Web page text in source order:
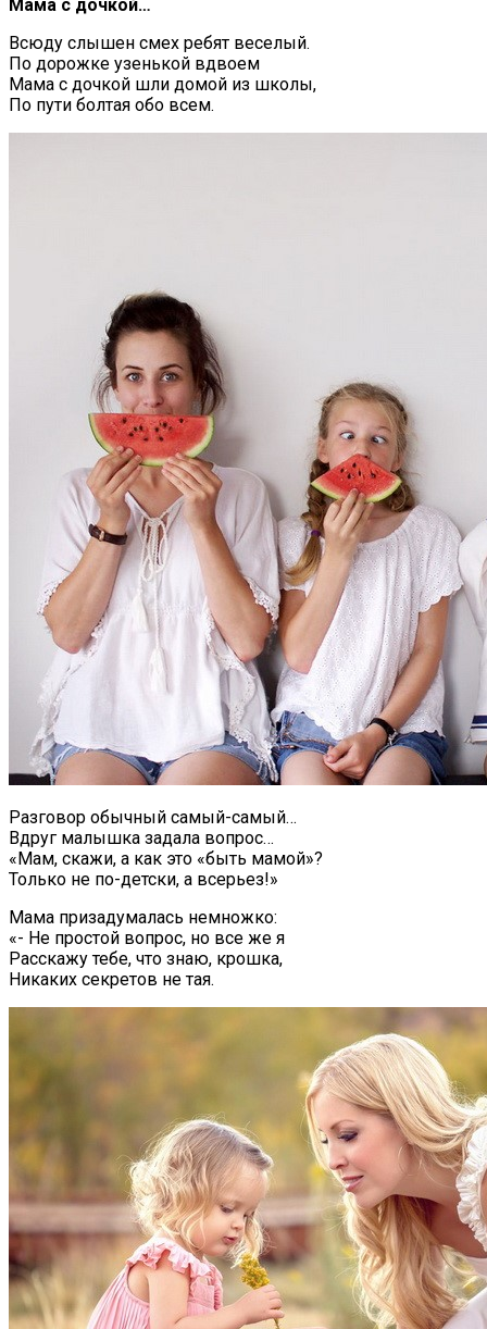
Мама с дочкой…
Всюду слышен смех ребят веселый.
По дорожке узенькой вдвоем
Мама с дочкой шли домой из школы,
По пути болтая обо всем.
Разговор обычный самый-самый…
Вдруг малышка задала вопрос…
«Мам, скажи, а как это «быть мамой»?
Только не по-детски, а всерьез!»
Мама призадумалась немножко:
«- Не простой вопрос, но все же я
Расскажу тебе, что знаю, крошка,
Никаких секретов не тая.